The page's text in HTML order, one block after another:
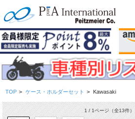
TOP > ケース・ホルダーセット > Kawasaki
1 / 1ページ（全13件）